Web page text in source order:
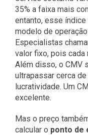
35% a faixa mais
entanto, esse
modelo de
Especialistas
valor fixo, pois cada
Além disso, o CMV
ultrapassar cerca
lucratividade. Um
excelente.
Mas o preço
calcular o ponto de